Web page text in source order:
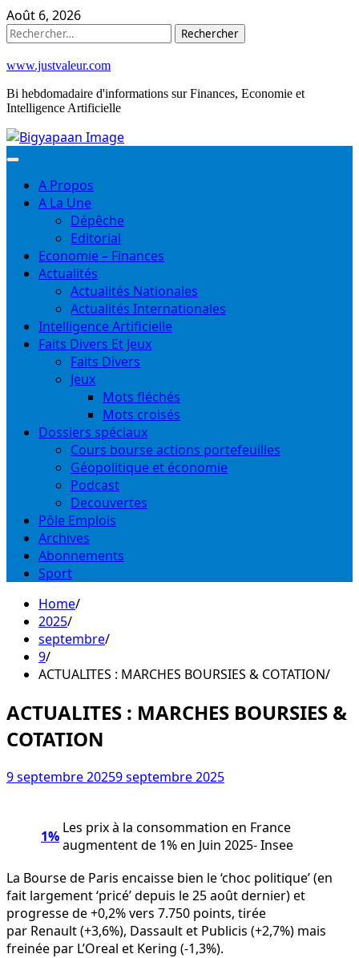
Skip
to
Août 6, 2026
Rechercher :
www.justvaleur.com
Bi hebdomadaire d'informations sur Finances, Economie et
Intelligence Artificielle
A Propos
A La Une
Dépêche
Editorial
Economie – Finances
Actualités
Actualités Nationales
Actualités Internationales
Intelligence Artificielle
Faits Divers Et Jeux
Faits Divers
Jeux
Mots fléchés
Mots croisés
Dossiers spéciaux
Cours bourse actions portefeuilles
Géopolitique et économie
Podcast
Decouvertes
Pôle Emplois
Archives
Abonnements
Sport
Home
2025
septembre
9
ACTUALITES : MARCHES BOURSIES & COTATION
ACTUALITES : MARCHES BOURSIES &
COTATION
9 septembre 20259 septembre 2025
1% Les prix à la consommation en France
augmentent de 1% en Juin 2025- Insee
La Bourse de Paris encaisse bien le ‘choc politique’ (en
fait largement ‘pricé’ depuis le 25 août dernier) et
progresse de +0,2% vers 7.750 points, tirée
par Renault (+3,6%), Dassault et Publicis (+2,7%) mais
freinée par L’Oreal et Kering (-1,3%).